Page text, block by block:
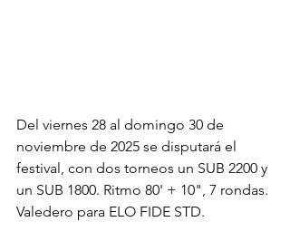
Del viernes 28 al domingo 30 de
noviembre de 2025 se disputará el
festival, con dos torneos un SUB 2200 y
un SUB 1800. Ritmo 80' + 10", 7 rondas.
Valedero para ELO FIDE STD.